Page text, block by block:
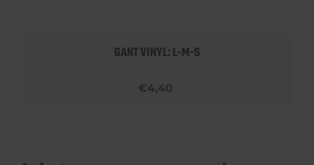
GANT VINYL: L-M-S
€4,40